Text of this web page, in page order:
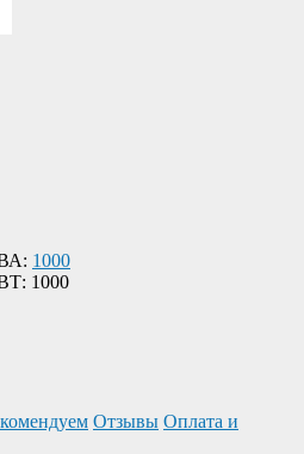
1000
1000
Отзывы Оплата и